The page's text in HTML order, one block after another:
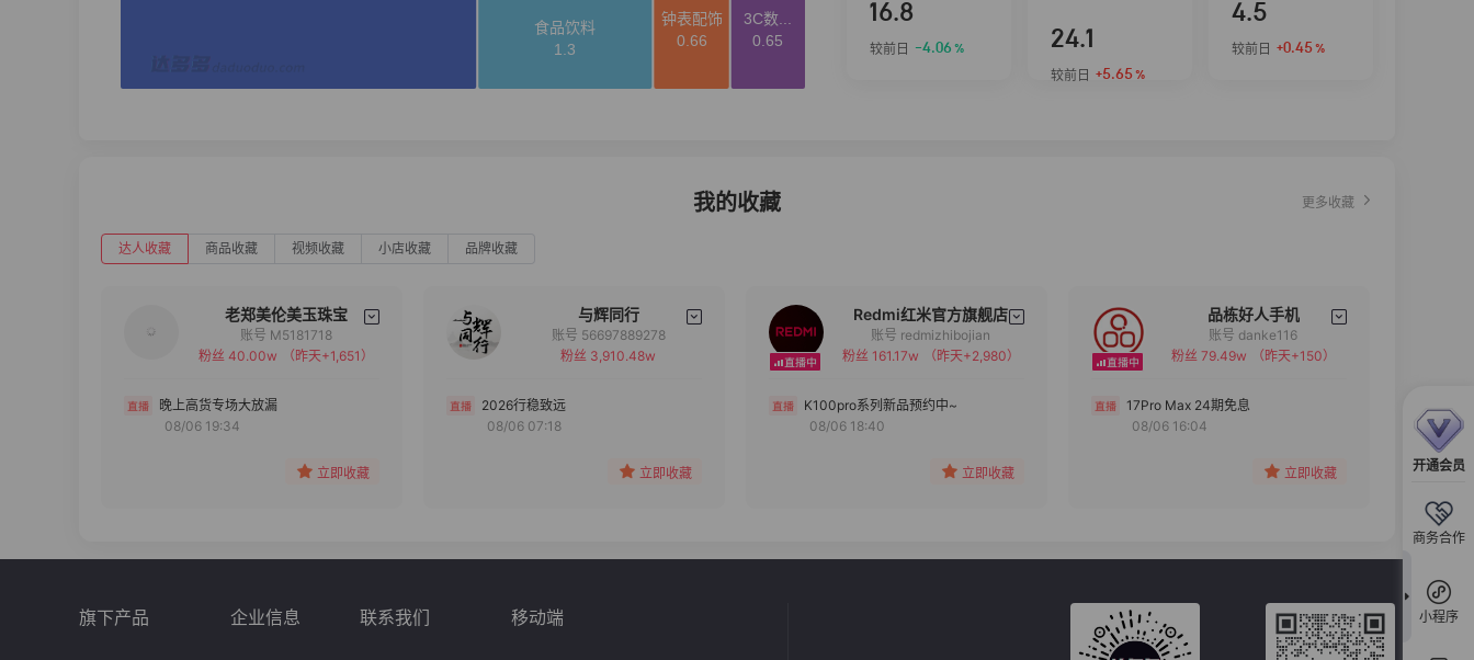
开通会员
商务合作
小程序
16.8
较前日 -4.06 % 24.1
较前日 +5.65 %
4.5
较前日 +0.45 %
我的收藏 更多收藏
达人收藏 商品收藏 视频收藏 小店收藏 品牌收藏
老郑美伦美玉珠宝
备注
分组
账号 M5181718
粉丝 40.00w
（昨天+1,651）
晚上高货专场大放漏
08/06 19:34
立即收藏
与辉同行
备注
账号 56697889278
粉丝 3,910.48w
2026行稳致远
08/06 07:18
立即收藏
Redmi红米官方旗舰店
备注
分组
账号 redmizhibojian
粉丝 161.17w
（昨天+2,980）
K100pro系列新品预约中~
08/06 18:40
立即收藏
品栋好人手机
备注
分组
账号 danke116
粉丝 79.49w
（昨天+150）
17Pro Max 24期免息
08/06 16:04
立即收藏
旗下产品 企业信息 联系我们 移动端